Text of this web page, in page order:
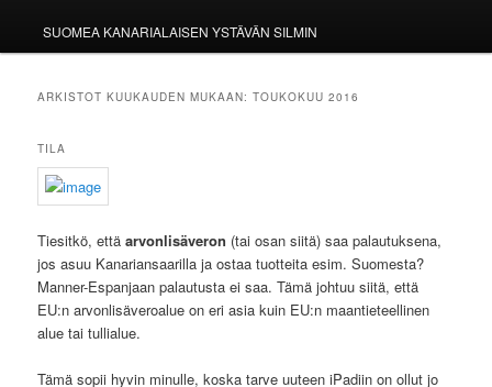
SUOMEA KANARIALAISEN YSTÄVÄN SILMIN
ARKISTOT KUUKAUDEN MUKAAN:TOUKOKUU 2016
TILA
Tiesitkö, ettäarvonlisäveron (tai osan siitä) saa palautuksena,
jos asuu Kanariansaarilla ja ostaa tuotteita esim. Suomesta?
Manner-Espanjaan palautusta ei saa. Tämä johtuu siitä, että
EU:n arvonlisäveroalue on eri asia kuin EU:n maantieteellinen
alue tai tullialue.
Tämä sopii hyvin minulle, koska tarve uuteen iPadiin on ollut jo